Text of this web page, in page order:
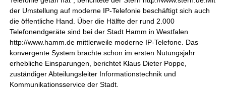
der Umstellung auf moderne IP-Telefonie beschäftigt sich auch
die öffentliche Hand. Über die Hälfte der rund 2.000
Telefonendgeräte sind bei der Stadt Hamm in Westfalen
http://www.hamm.de mittlerweile moderne IP-Telefone. Das
konvergente System brachte schon im ersten Nutungsjahr
erhebliche Einsparungen, berichtet Klaus Dieter Poppe,
zuständiger Abteilungsleiter Informationstechnik und
Kommunikationsservice der Stadt.